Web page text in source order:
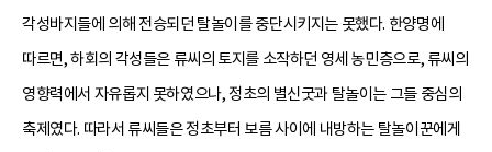
각성바지들에 의해 전승되던 탈놀이를 중단시키지는 못했다. 한양명에
따르면, 하회의 각성들은 류씨의 토지를 소작하던 영세 농민층으로, 류씨의
영향력에서 자유롭지 못하였으나, 정초의 별신굿과 탈놀이는 그들 중심의
축제였다. 따라서 류씨들은 정초부터 보름 사이에 내방하는 탈놀이꾼에게